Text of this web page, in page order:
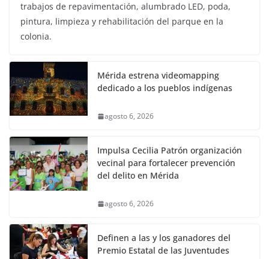
trabajos de repavimentación, alumbrado LED, poda,
pintura, limpieza y rehabilitación del parque en la
colonia.
Mérida estrena videomapping
dedicado a los pueblos indígenas
agosto 6, 2026
Impulsa Cecilia Patrón organización
vecinal para fortalecer prevención
del delito en Mérida
agosto 6, 2026
Definen a las y los ganadores del
Premio Estatal de las Juventudes